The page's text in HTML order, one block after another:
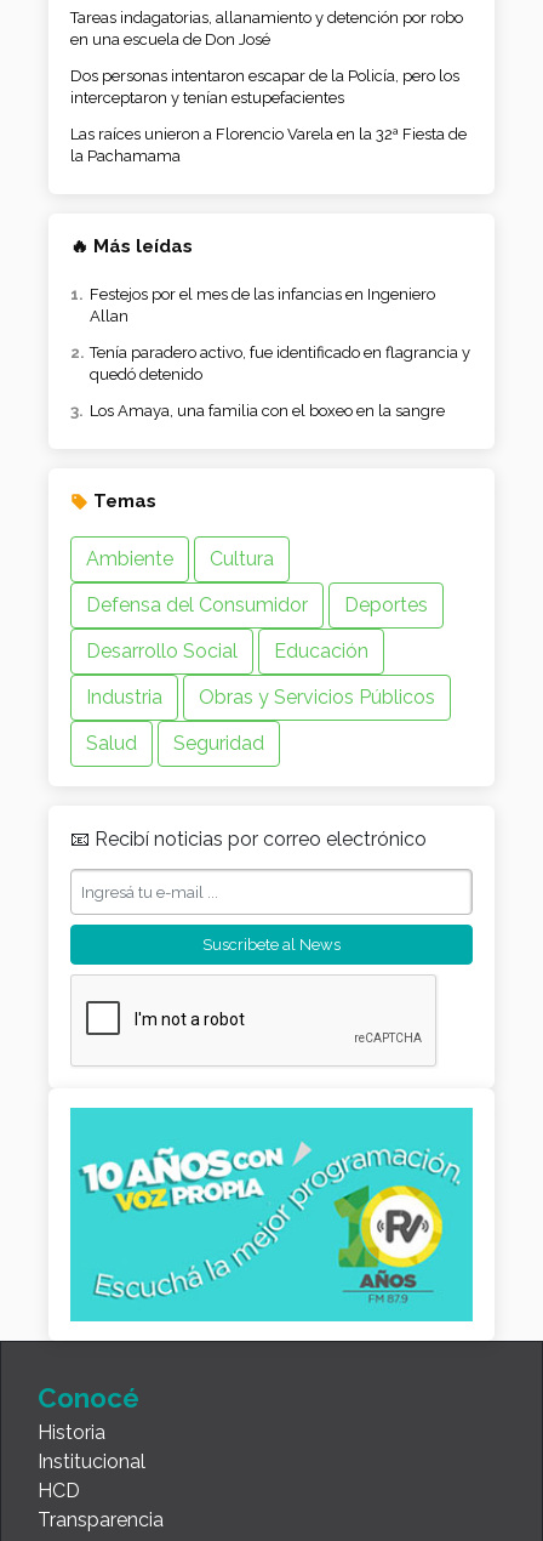
Tareas indagatorias, allanamiento y detención por robo
en una escuela de Don José
Dos personas intentaron escapar de la Policía, pero los
interceptaron y tenían estupefacientes
Las raíces unieron a Florencio Varela en la 32ª Fiesta de
la Pachamama
🔥 Más leídas
Festejos por el mes de las infancias en Ingeniero
Allan
Tenía paradero activo, fue identificado en flagrancia y
quedó detenido
Los Amaya, una familia con el boxeo en la sangre
Temas
Ambiente
Cultura
Defensa del Consumidor
Deportes
Desarrollo Social
Educación
Industria
Obras y Servicios Públicos
Salud
Seguridad
📧 Recibí noticias por correo electrónico
Conocé
Historia
Institucional
HCD
Transparencia